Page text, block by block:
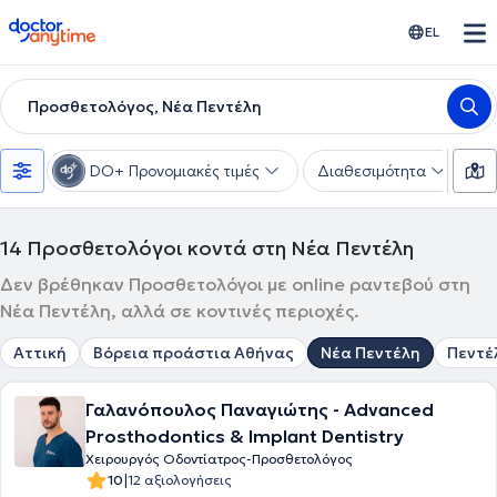
doctoranytime EL
Προσθετολόγος, Νέα Πεντέλη
DO+ Προνομιακές τιμές Διαθεσιμότητα
14 Προσθετολόγοι κοντά στη Νέα Πεντέλη
Δεν βρέθηκαν Προσθετολόγοι με online ραντεβού στη
Νέα Πεντέλη, αλλά σε κοντινές περιοχές.
Αττική Βόρεια προάστια Αθήνας Νέα Πεντέλη
Γαλανόπουλος Παναγιώτης - Advanced
Prosthodontics & Implant Dentistry
Χειρουργός Οδοντίατρος-Προσθετολόγος
10|12 αξιολογήσεις